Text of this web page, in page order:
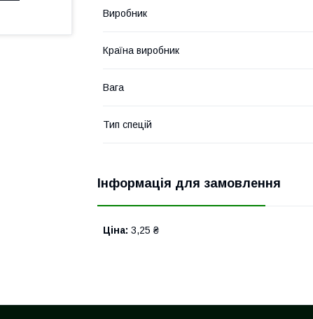
Виробник
Країна виробник
Вага
Тип спецій
Інформація для замовлення
Ціна: 3,25 ₴